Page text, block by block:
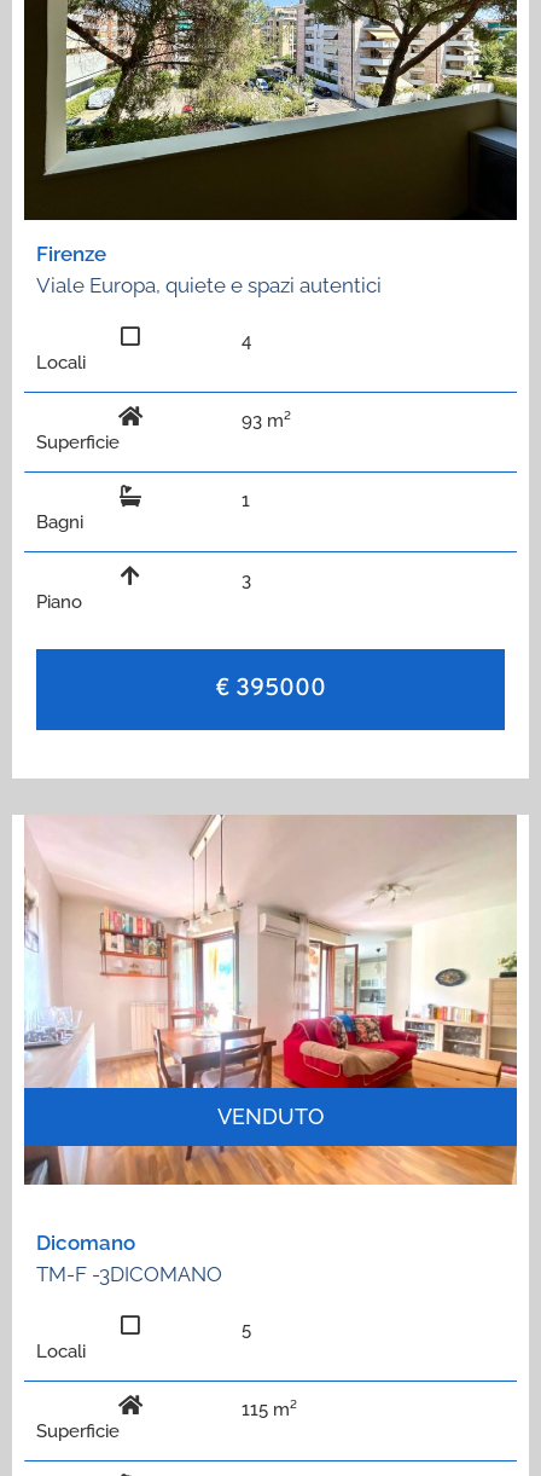
Firenze
Viale Europa, quiete e spazi autentici
Locali
4
Superficie
93 m²
Bagni
1
Piano
3
€ 395000
VENDUTO
Dicomano
TM-F -3DICOMANO
Locali
5
Superficie
115 m²